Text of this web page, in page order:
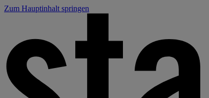
Zum Hauptinhalt springen